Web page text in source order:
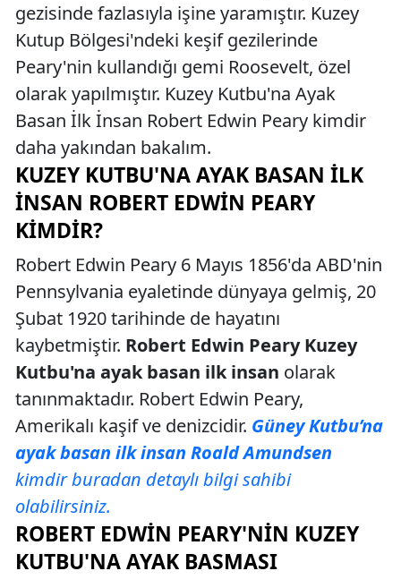
gezisinde fazlasıyla işine yaramıştır. Kuzey
Kutup Bölgesi'ndeki keşif gezilerinde
Peary'nin kullandığı gemi Roosevelt, özel
olarak yapılmıştır. Kuzey Kutbu'na Ayak
Basan İlk İnsan Robert Edwin Peary kimdir
daha yakından bakalım.
KUZEY KUTBU'NA AYAK BASAN İLK
İNSAN ROBERT EDWIN PEARY
KIMDIR?
Robert Edwin Peary 6 Mayıs 1856'da ABD'nin
Pennsylvania eyaletinde dünyaya gelmiş, 20
Şubat 1920 tarihinde de hayatını
kaybetmiştir. Robert Edwin Peary Kuzey
Kutbu'na ayak basan ilk insan olarak
tanınmaktadır. Robert Edwin Peary,
Amerikalı kaşif ve denizcidir. Güney Kutbu’na
ayak basan ilk insan Roald Amundsen
kimdir buradan detaylı bilgi sahibi
olabilirsiniz.
ROBERT EDWIN PEARY'NIN KUZEY
KUTBU'NA AYAK BASMASI